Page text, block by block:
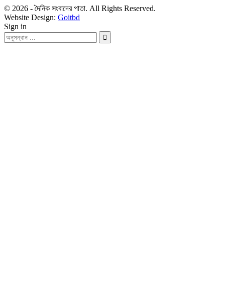
© 2026 - দৈনিক সংবাদের পাতা. All Rights Reserved.
Website Design: Goitbd
Sign in